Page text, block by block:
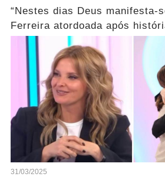
“Nestes dias Deus manifesta-
Ferreira atordoada após
convidada
31/03/2025